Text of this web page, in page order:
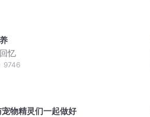
忆
9746
物精灵们一起做好